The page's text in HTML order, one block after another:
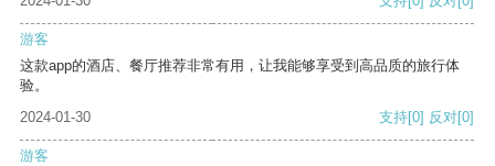
游客
这款app的酒店、餐厅推荐非常有用，让我能够享受到高品质的旅行体
验。
2024-01-30
支持[0] 反对[0]
游客